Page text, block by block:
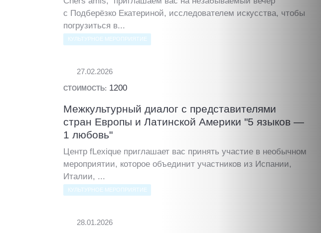
с Подберёзко Екатериной, исследователем искусства, чтобы
погрузиться в...
КУЛЬТУРНОЕ МЕРОПРИЯТИЕ
27.02.2026
СТОИМОСТЬ: 1200
Межкультурный диалог с представителями
стран Европы и Латинской Америки "5 языков —
1 любовь"
Центр fLexique приглашает вас принять участие в необычном
мероприятии, которое объединит участников из Испании,
Италии, ...
КУЛЬТУРНОЕ МЕРОПРИЯТИЕ
28.01.2026